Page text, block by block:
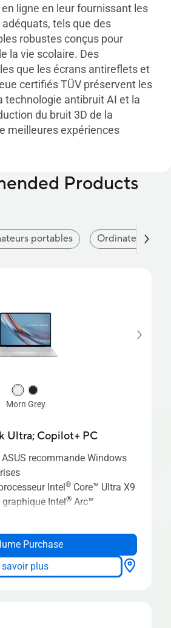
ligne en leur fournissant les
tels que des
robustes conçus pour
la vie scolaire. Des
que les écrans antireflets et
certifiés TÜV préservent les
technologie antibruit AI et la
du bruit 3D de la
meilleures expériences
Products
portables Ordinateurs de
Morn Grey
Ultra; Copilot+ PC
recommande Windows
Intel® Core™ Ultra X9
Intel® Arc™
performance NPU
Tandem 3K de 14
HDR de 1400 nits
métallique premium, à
10,9 mm d'épaisseur
Purchase
savoir plus